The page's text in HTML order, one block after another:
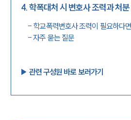
4.학폭대처 시 변호사 조력과 처
- 학교폭력변호사 조력이 필요하다
-자주 묻는 질문
▶︎ 관련 구성원 바로 보러가기